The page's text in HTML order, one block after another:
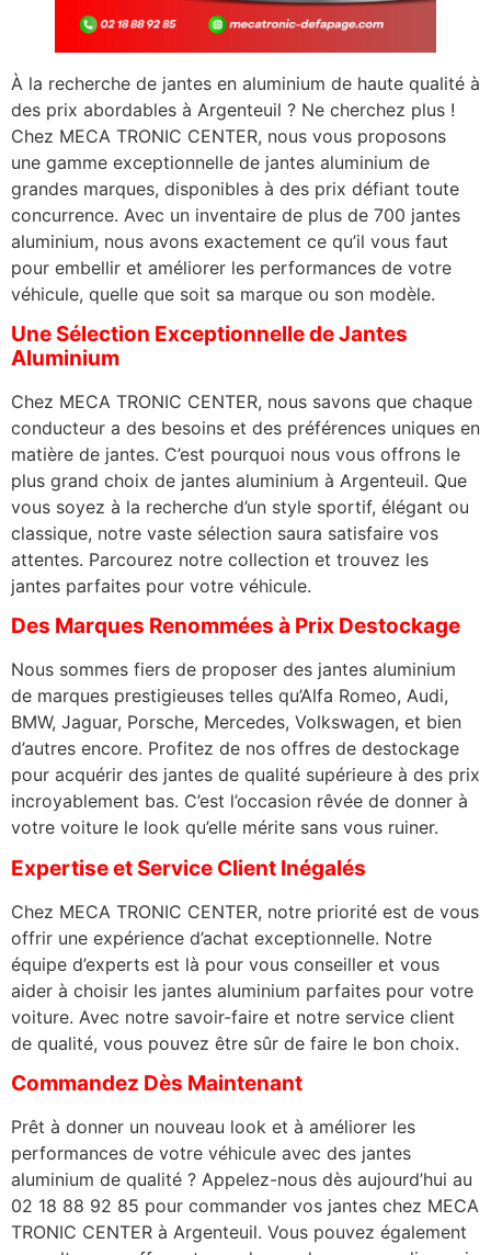
À la recherche de jantes en aluminium de haute qualité à
des prix abordables à Argenteuil ? Ne cherchez plus !
Chez MECA TRONIC CENTER, nous vous proposons
une gamme exceptionnelle de jantes aluminium de
grandes marques, disponibles à des prix défiant toute
concurrence. Avec un inventaire de plus de 700 jantes
aluminium, nous avons exactement ce qu’il vous faut
pour embellir et améliorer les performances de votre
véhicule, quelle que soit sa marque ou son modèle.
Une Sélection Exceptionnelle de Jantes
Aluminium
Chez MECA TRONIC CENTER, nous savons que chaque
conducteur a des besoins et des préférences uniques en
matière de jantes. C’est pourquoi nous vous offrons le
plus grand choix de jantes aluminium à Argenteuil. Que
vous soyez à la recherche d’un style sportif, élégant ou
classique, notre vaste sélection saura satisfaire vos
attentes. Parcourez notre collection et trouvez les
jantes parfaites pour votre véhicule.
Des Marques Renommées à Prix Destockage
Nous sommes fiers de proposer des jantes aluminium
de marques prestigieuses telles qu’Alfa Romeo, Audi,
BMW, Jaguar, Porsche, Mercedes, Volkswagen, et bien
d’autres encore. Profitez de nos offres de destockage
pour acquérir des jantes de qualité supérieure à des prix
incroyablement bas. C’est l’occasion rêvée de donner à
votre voiture le look qu’elle mérite sans vous ruiner.
Expertise et Service Client Inégalés
Chez MECA TRONIC CENTER, notre priorité est de vous
offrir une expérience d’achat exceptionnelle. Notre
équipe d’experts est là pour vous conseiller et vous
aider à choisir les jantes aluminium parfaites pour votre
voiture. Avec notre savoir-faire et notre service client
de qualité, vous pouvez être sûr de faire le bon choix.
Commandez Dès Maintenant
Prêt à donner un nouveau look et à améliorer les
performances de votre véhicule avec des jantes
aluminium de qualité ? Appelez-nous dès aujourd’hui au
02 18 88 92 85 pour commander vos jantes chez MECA
TRONIC CENTER à Argenteuil. Vous pouvez également